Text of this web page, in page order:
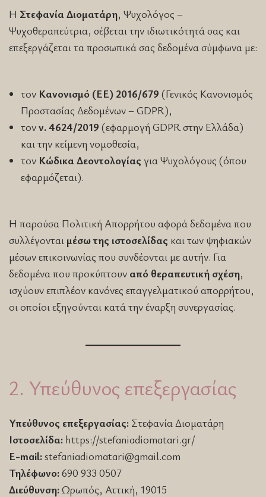
Η Στεφανία Διοματάρη, Ψυχολόγος –
Ψυχοθεραπεύτρια, σέβεται την ιδιωτικότητά σας και
επεξεργάζεται τα προσωπικά σας δεδομένα σύμφωνα με:
τον Κανονισμό (ΕΕ) 2016/679 (Γενικός Κανονισμός
Προστασίας Δεδομένων – GDPR),
τονν. 4624/2019 (εφαρμογή GDPR στην Ελλάδα)
και την κείμενη νομοθεσία,
τον Κώδικα Δεοντολογίας για Ψυχολόγους (όπου
εφαρμόζεται).
Η παρούσα Πολιτική Απορρήτου αφορά δεδομένα που
συλλέγονται μέσω της ιστοσελίδας και των ψηφιακών
μέσων επικοινωνίας που συνδέονται με αυτήν. Για
δεδομένα που προκύπτουν από θεραπευτική σχέση,
ισχύουν επιπλέον κανόνες επαγγελματικού απορρήτου,
οι οποίοι εξηγούνται κατά την έναρξη συνεργασίας.
2. Υπεύθυνος επεξεργασίας
Υπεύθυνος επεξεργασίας: Στεφανία Διοματάρη
Ιστοσελίδα: https://stefaniadiomatari.gr/
E-mail:stefaniadiomatari@gmail.com
Τηλέφωνο:690 933 0507
Διεύθυνση:Ωρωπός, Αττική, 19015